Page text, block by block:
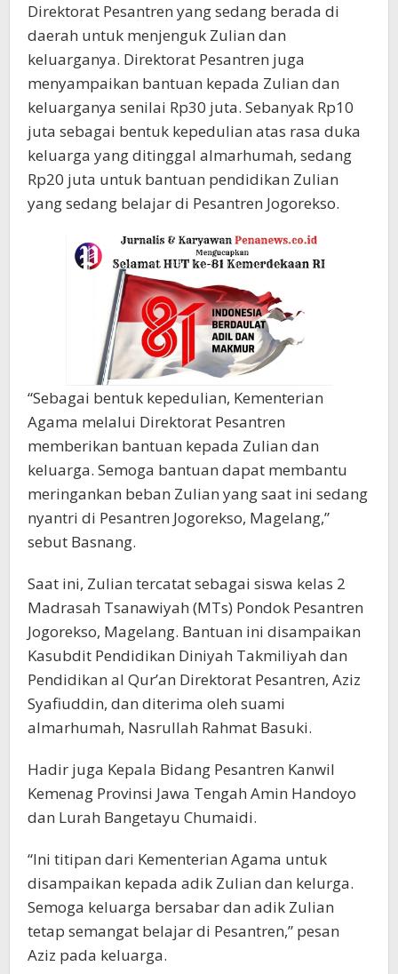
Direktorat Pesantren yang sedang berada di
daerah untuk menjenguk Zulian dan
keluarganya. Direktorat Pesantren juga
menyampaikan bantuan kepada Zulian dan
keluarganya senilai Rp30 juta. Sebanyak Rp10
juta sebagai bentuk kepedulian atas rasa duka
keluarga yang ditinggal almarhumah, sedang
Rp20 juta untuk bantuan pendidikan Zulian
yang sedang belajar di Pesantren Jogorekso.
“Sebagai bentuk kepedulian, Kementerian
Agama melalui Direktorat Pesantren
memberikan bantuan kepada Zulian dan
keluarga. Semoga bantuan dapat membantu
meringankan beban Zulian yang saat ini sedang
nyantri di Pesantren Jogorekso, Magelang,”
sebut Basnang.
Saat ini, Zulian tercatat sebagai siswa kelas 2
Madrasah Tsanawiyah (MTs) Pondok Pesantren
Jogorekso, Magelang. Bantuan ini disampaikan
Kasubdit Pendidikan Diniyah Takmiliyah dan
Pendidikan al Qur’an Direktorat Pesantren, Aziz
Syafiuddin, dan diterima oleh suami
almarhumah, Nasrullah Rahmat Basuki.
Hadir juga Kepala Bidang Pesantren Kanwil
Kemenag Provinsi Jawa Tengah Amin Handoyo
dan Lurah Bangetayu Chumaidi.
“Ini titipan dari Kementerian Agama untuk
disampaikan kepada adik Zulian dan kelurga.
Semoga keluarga bersabar dan adik Zulian
tetap semangat belajar di Pesantren,” pesan
Aziz pada keluarga.